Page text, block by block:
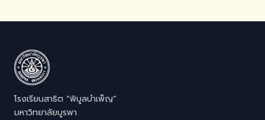
introduction via email to
โรงเรียนสาธิต “พิบูลบำเพ็ญ”
มหาวิทยาลัยบูรพา